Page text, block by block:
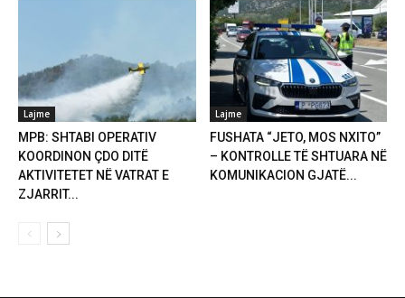
Lajme
MPB: SHTABI OPERATIV
KOORDINON ÇDO DITË
AKTIVITETET NË VATRAT E
ZJARRIT...
Lajme
FUSHATA “JETO, MOS NXITO”
– KONTROLLE TË SHTUARA NË
KOMUNIKACION GJATË...